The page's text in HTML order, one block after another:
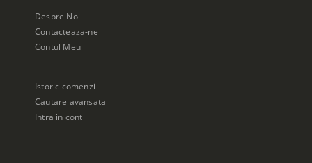
Despre Noi
Contacteaza-ne
Contul Meu
Istoric comenzi
Cautare avansata
Intra in cont